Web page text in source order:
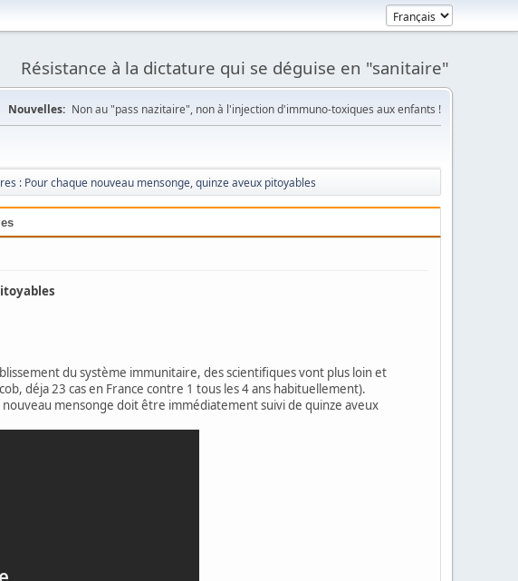
Résistance à la dictature qui se déguise en "sanitaire"
Nouvelles: Non au "pass nazitaire", non à l'injection d'immuno-toxiques aux enfants !
: Pour chaque nouveau mensonge, quinze aveux pitoyables
du système immunitaire, des scientifiques vont plus loin et
déja 23 cas en France contre 1 tous les 4 ans habituellement).
mensonge doit être immédiatement suivi de quinze aveux